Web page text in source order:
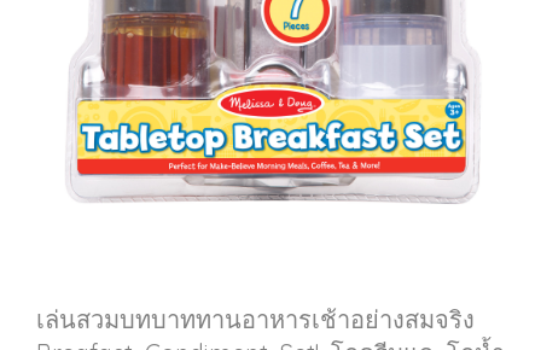
เล่นสวมบทบาททานอาหารเช้าอย่างสมจริง